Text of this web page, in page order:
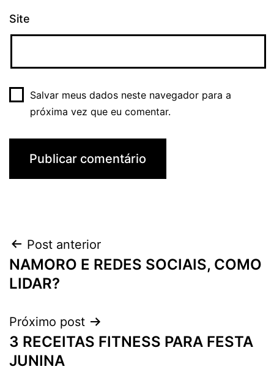
Site
Salvar meus dados neste navegador para a
próxima vez que eu comentar.
Navegação
de
Post anterior
NAMORO E REDES SOCIAIS, COMO
LIDAR?
Próximo post
3 RECEITAS FITNESS PARA FESTA
JUNINA